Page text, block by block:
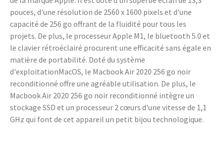
pouces, d'une résolution de 2560 x 1600 pixels et d'une
capacité de 256 go offrant de la fluidité pour tous les
projets. De plus, le processeur Apple M1, le bluetooth 5.0 et
le clavier rétroéclairé procurent une efficacité sans égale en
matière de portabilité. Doté du système
d'exploitationMacOS, le Macbook Air 2020 256 go noir
reconditionné offre une agréable utilisation. De plus, le
Macbook Air 2020 256 go noir reconditionné intègre un
stockage SSD et un processeur 2 cœurs d'une vitesse de 1,1
GHz qui font de cet appareil un petit bijou technologique.